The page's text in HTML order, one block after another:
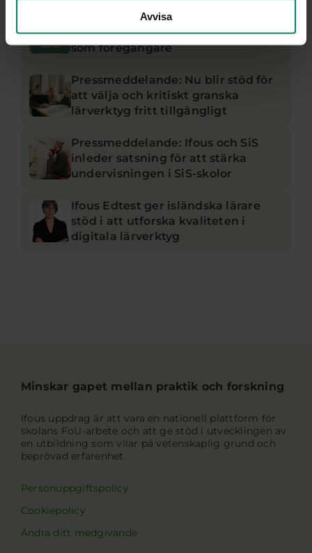
Avvisa
Förskolan som motor för hållbarhet
– ny rapport från Ifous lyfter Tyresö
som föregångare
Pressmeddelande: Nu blir stöd för
att välja och kritiskt granska
lärverktyg fritt tillgängligt
Pressmeddelande: Ifous och SiS
inleder satsning för att stärka
undervisningen i SiS-skolor
Ifous Edtest ger isländska lärare
stöd i att utforska kvaliteten i
digitala lärverktyg
Minskar gapet mellan praktik och forskning
Ifous uppdrag är att vara en nationell plattform för
skolans FoU-arbete och att ge stöd i utvecklingen av
en utbildning som vilar på vetenskaplig grund och
beprövad erfarenhet.
Personuppgiftspolicy
Cookiepolicy
Ändra ditt medgivande